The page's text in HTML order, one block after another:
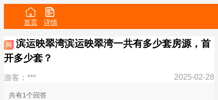
首页 详情
问
滨运映翠湾滨运映翠湾一共有多少套房源，首
开多少套？
游客：*** 2025-02-28
共有1个回答